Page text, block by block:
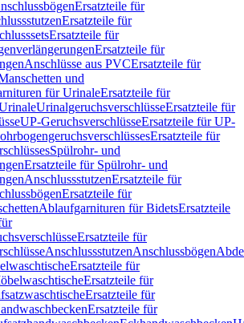
Ersatzteile für
Ersatzteile für
Ersatzteile für
Ersatzteile für
Anschlüsse aus PVCErsatzteile für
und
für UrinaleErsatzteile für
UrinalgeruchsverschlüsseErsatzteile für
UP-GeruchsverschlüsseErsatzteile für UP-
Ersatzteile für
Spülrohr- und
Ersatzteile für Spülrohr- und
AnschlussstutzenErsatzteile für
Ersatzteile für
Ablaufgarnituren für BidetsErsatzteile
Ersatzteile für
AnschlussstutzenAnschlussbögen
Ersatzteile für
Ersatzteile für
Ersatzteile für
Ersatzteile für